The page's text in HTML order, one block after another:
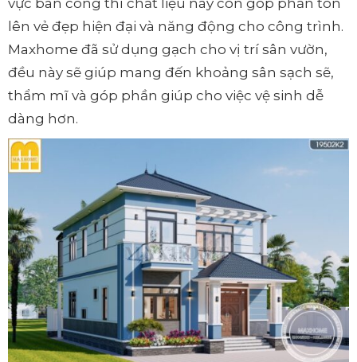
vực ban công thì chất liệu này còn góp phần tôn
lên vẻ đẹp hiện đại và năng động cho công trình.
Maxhome đã sử dụng gạch cho vị trí sân vườn,
đều này sẽ giúp mang đến khoảng sân sạch sẽ,
thẩm mĩ và góp phần giúp cho việc vệ sinh dễ
dàng hơn.